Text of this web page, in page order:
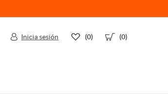
Inicia sesión (0) (0)